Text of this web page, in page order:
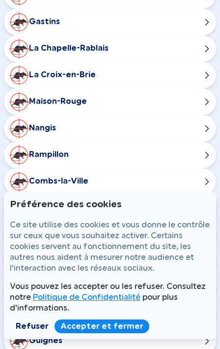
Gastins
La Chapelle-Rablais
La Croix-en-Brie
Maison-Rouge
Nangis
Rampillon
Combs-la-Ville
Champdeuil
Chaumes-en-Brie
Courtomer
Crisenoy
Guignes
Préférence des cookies
Ce site utilise des cookies et vous donne le contrôle
sur ceux que vous souhaitez activer. Certains
cookies servent au fonctionnement du site, les
autres nous aident à mesurer notre audience et
l'interaction avec les réseaux sociaux.
Vous pouvez les accepter ou les refuser. Consultez
notre Politique de Confidentialité pour plus
d'informations.
Refuser Accepter et fermer